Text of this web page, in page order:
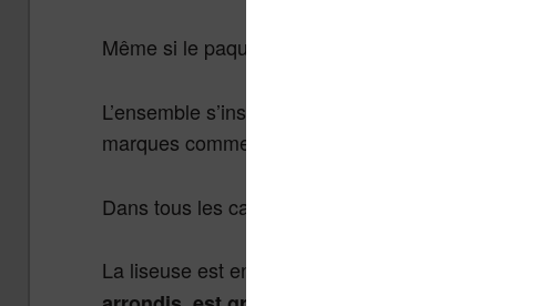
Même si le paquet est très fin, la liseuse Kobo
L’ensemble s’inspire de ce que propose
marques comme
préfèrent
Dans tous les cas, cela n’a pas d’incidence sur
La liseuse est en plastique avec un écran «